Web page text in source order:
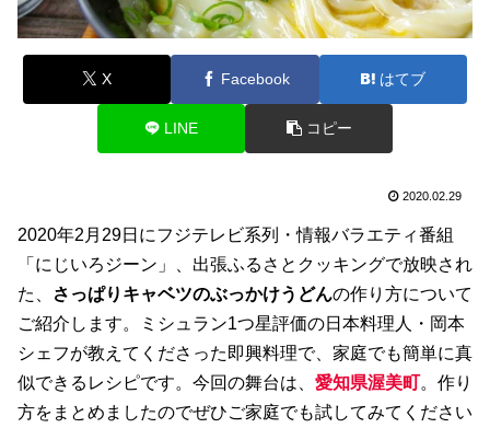
X Facebook はてブ
LINE コピー
2020.02.29
2020年2月29日にフジテレビ系列・情報バラエティ番組
「にじいろジーン」、出張ふるさとクッキングで放映され
た、
さっぱりキャベツのぶっかけうどんの作り方について
ご紹介します。ミシュラン1つ星評価の日本料理人・岡本
シェフが教えてくださった即興料理で、家庭でも簡単に真
似できるレシピです。今回の舞台は、 愛知県渥美町。作り
方をまとめましたのでぜひご家庭でも試してみてください